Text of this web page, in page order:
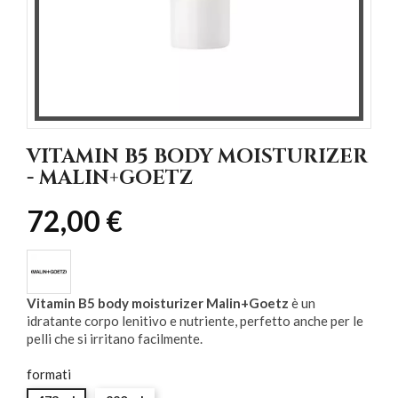
VITAMIN B5 BODY MOISTURIZER
- MALIN+GOETZ
72,00 €
Vitamin B5 body moisturizer Malin+Goetz è un
idratante corpo lenitivo e nutriente, perfetto anche per le
pelli che si irritano facilmente.
formati